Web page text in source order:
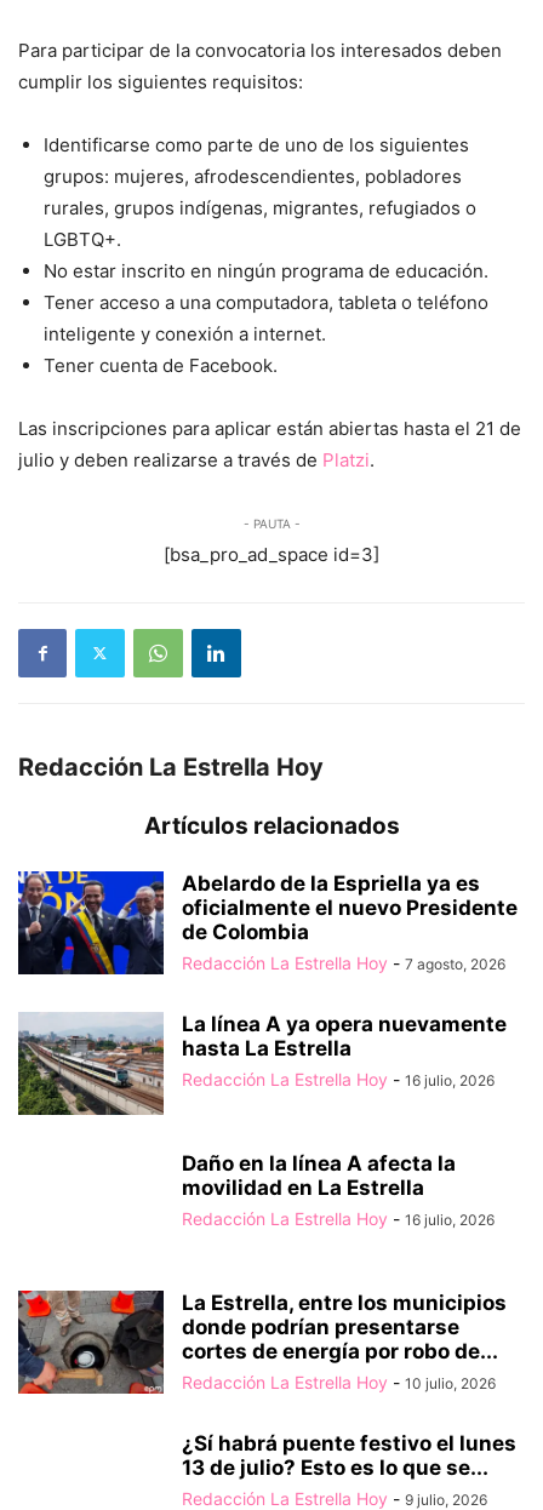
Para participar de la convocatoria los interesados deben
cumplir los siguientes requisitos:
Identificarse como parte de uno de los siguientes
grupos: mujeres, afrodescendientes, pobladores
rurales, grupos indígenas, migrantes, refugiados o
LGBTQ+.
No estar inscrito en ningún programa de educación.
Tener acceso a una computadora, tableta o teléfono
inteligente y conexión a internet.
Tener cuenta de Facebook.
Las inscripciones para aplicar están abiertas hasta el 21 de
julio y deben realizarse a través de Platzi.
- PAUTA -
[bsa_pro_ad_space id=3]
Redacción La Estrella Hoy
Artículos relacionados
Abelardo de la Espriella ya es
oficialmente el nuevo Presidente
de Colombia
Redacción La Estrella Hoy - 7 agosto, 2026
La línea A ya opera nuevamente
hasta La Estrella
Redacción La Estrella Hoy - 16 julio, 2026
Daño en la línea A afecta la
movilidad en La Estrella
Redacción La Estrella Hoy - 16 julio, 2026
La Estrella, entre los municipios
donde podrían presentarse
cortes de energía por robo de...
Redacción La Estrella Hoy - 10 julio, 2026
¿Sí habrá puente festivo el lunes
13 de julio? Esto es lo que se...
Redacción La Estrella Hoy - 9 julio, 2026